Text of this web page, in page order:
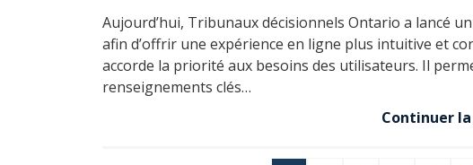
Aujourd’hui, Tribunaux décisionnels Ontario a lancé
afin d’offrir une expérience en ligne plus intuitive et
accorde la priorité aux besoins des utilisateurs. Il
renseignements clés…
Continuer